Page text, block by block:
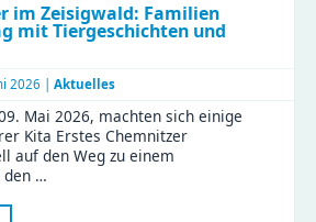
im Zeisigwald: Familien
mit Tiergeschichten und
2026 | Aktuelles
Mai 2026, machten sich einige
Kita Erstes Chemnitzer
auf den Weg zu einem
den …